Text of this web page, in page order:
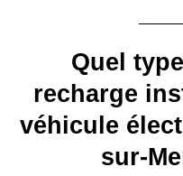
Quel
recharge
véhicule
sur-